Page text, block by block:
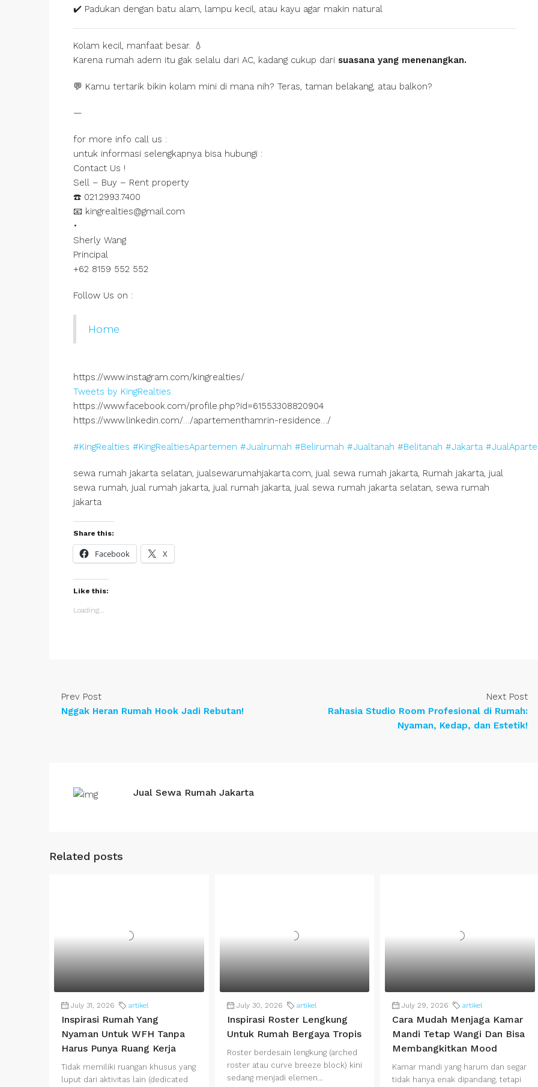
✔️ Padukan dengan batu alam, lampu kecil, atau kayu agar makin natural
Kolam kecil, manfaat besar. 💧
Karena rumah adem itu gak selalu dari AC, kadang cukup dari suasana yang menenangkan.
💬 Kamu tertarik bikin kolam mini di mana nih? Teras, taman belakang, atau balkon?
—
for more info call us :
untuk informasi selengkapnya bisa hubungi :
Contact Us !
Sell – Buy – Rent property
☎️ 021.2993.7400
📧 kingrealties@gmail.com
•
Sherly Wang
Principal
+62 8159 552 552
Follow Us on :
Home
https://www.instagram.com/kingrealties/
Tweets by KingRealties
https://www.facebook.com/profile.php?id=61553308820904
https://www.linkedin.com/…/apartementhamrin-residence…/
#KingRealties #KingRealtiesApartemen #Jualrumah #Belirumah #Jualtanah #Belitanah #Jakarta
sewa rumah jakarta selatan, jualsewarumahjakarta.com, jual sewa rumah jakarta, Rumah jakarta, jual
sewa rumah, jual rumah jakarta, jual rumah jakarta, jual sewa rumah jakarta selatan, sewa rumah
jakarta
Share this:
Facebook X
Like this:
Loading...
Prev Post
Nggak Heran Rumah Hook Jadi Rebutan!
Next Post
Rahasia Studio Room Profesional di Rumah:
Nyaman, Kedap, dan Estetik!
Jual Sewa Rumah Jakarta
Related posts
July 31, 2026 artikel
Inspirasi Rumah Yang
Nyaman Untuk WFH Tanpa
Harus Punya Ruang Kerja
Tidak memiliki ruangan khusus yang
luput dari aktivitas lain (dedicated
July 30, 2026 artikel
Inspirasi Roster Lengkung
Untuk Rumah Bergaya Tropis
Roster berdesain lengkung (arched
roster atau curve breeze block) kini
sedang menjadi elemen...
July 29, 2026 artikel
Cara Mudah Menjaga Kamar
Mandi Tetap Wangi Dan Bisa
Membangkitkan Mood
Kamar mandi yang harum dan segar
tidak hanya enak dipandang, tetapi